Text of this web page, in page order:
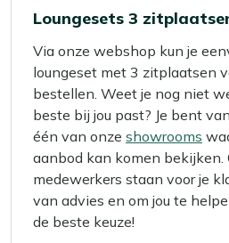
Loungesets 3
Via onze webshop kun je
loungeset met 3 zitplaatsen
bestellen. Weet je nog niet
beste bij jou past? Je bent
één van onze showrooms
aanbod kan komen bekijken.
medewerkers staan voor je
van advies en om jou te
de beste keuze!